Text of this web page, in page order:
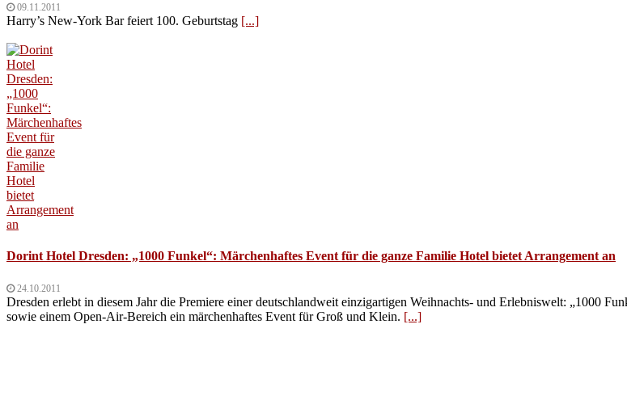
09.11.2011
Harry’s New-York Bar feiert 100. Geburtstag [...]
Dorint Hotel Dresden: „1000 Funkel“: Märchenhaftes Event für die ganze Familie Hotel bietet Arrangement an
24.10.2011
Dresden erlebt in diesem Jahr die Premiere einer deutschlandweit einzigartigen Weihnachts- und Erlebniswelt: „1000
sowie einem Open-Air-Bereich ein märchenhaftes Event für Groß und Klein. [...]